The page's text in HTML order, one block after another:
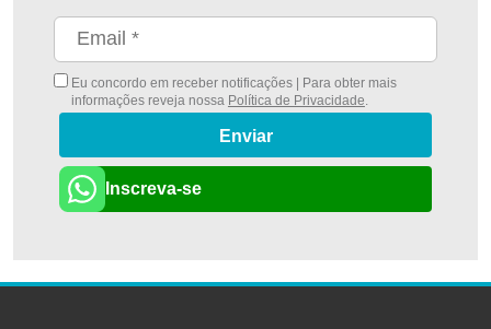
Eu concordo em receber notificações | Para obter mais
informações reveja nossa Política de Privacidade
Enviar
Inscreva-se